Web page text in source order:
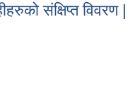
संक्षिप्त विवरण |